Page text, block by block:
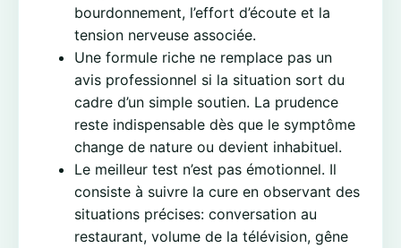
bourdonnement, l’effort d’écoute et la
tension nerveuse associée.
Une formule riche ne remplace pas un
avis professionnel si la situation sort du
cadre d’un simple soutien. La prudence
reste indispensable dès que le symptôme
change de nature ou devient inhabituel.
Le meilleur test n’est pas émotionnel. Il
consiste à suivre la cure en observant des
situations précises: conversation au
restaurant, volume de la télévision, gêne